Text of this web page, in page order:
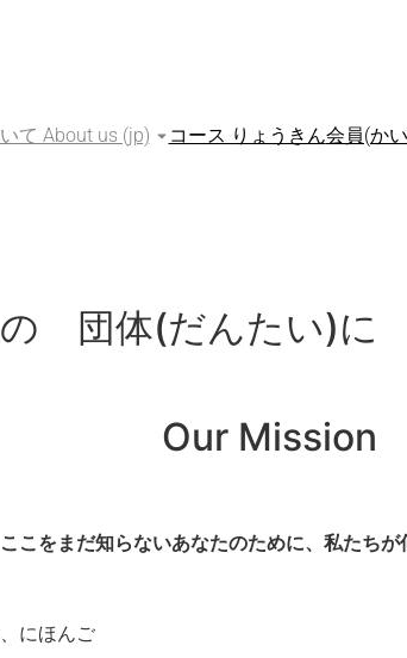
て About us (jp) コース りょうきん会員(か
の 団体(だんたい)
Our Mission
こをまだ知らないあなたのために、私たち
にほんご